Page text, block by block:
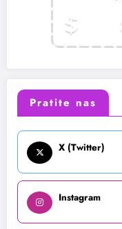
Pratite nas
X (Twitter)
Instagram